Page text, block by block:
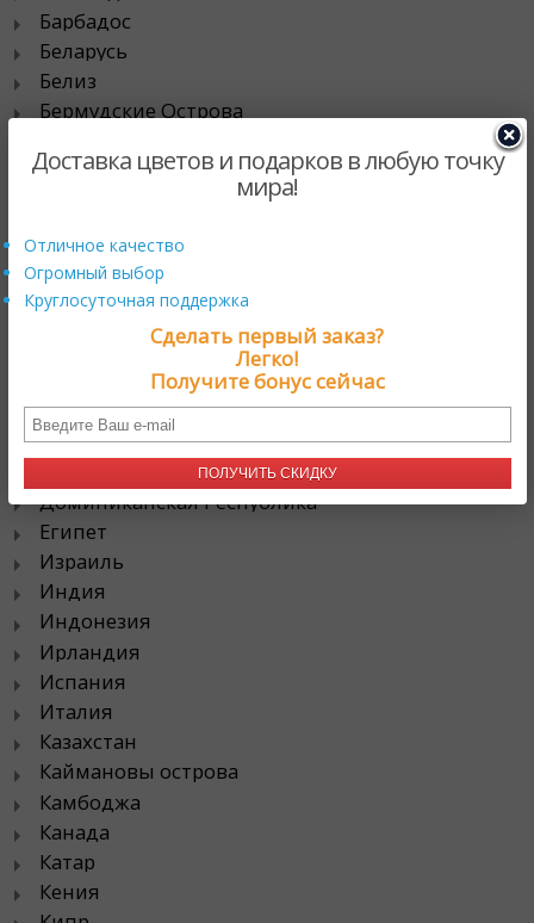
Барбадос
Беларусь
Белиз
Бермудские Острова
Боливия
Гайана
Гаити
Гватемала
Гондурас
Греция
Доминиканская Республика
Египет
Израиль
Индия
Индонезия
Ирландия
Испания
Италия
Казахстан
Каймановы острова
Камбоджа
Канада
Катар
Кения
Доставка цветов и подарков в любую точку
мира!
Отличное качество
Огромный выбор
Круглосуточная поддержка
Сделать первый заказ?
Легко!
Получите бонус сейчас
ПОЛУЧИТЬ СКИДКУ